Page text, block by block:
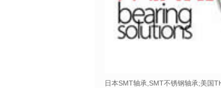
日本SMT轴承,SMT不锈钢轴承;美国